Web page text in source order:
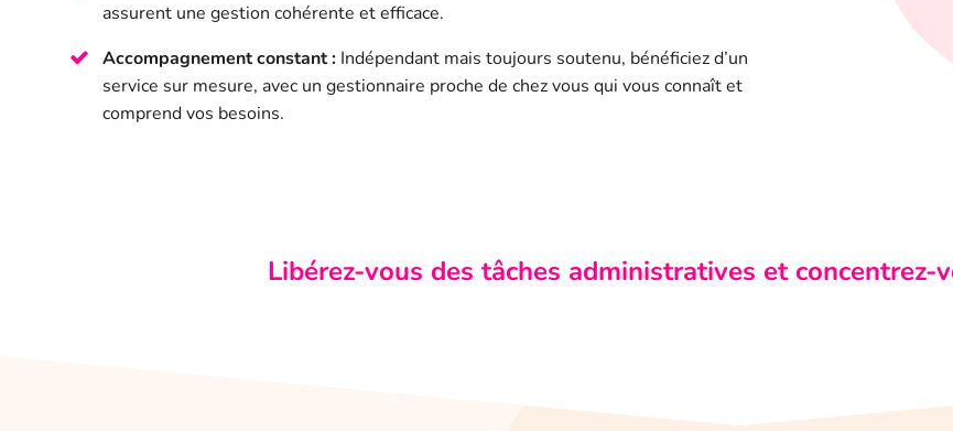
assurent une gestion cohérente et efficace.
Accompagnement constant : Indépendant mais toujours soutenu, bénéficiez d’un
service sur mesure, avec un gestionnaire proche de chez vous qui vous connaît et
comprend vos besoins.
Libérez-vous des tâches administratives et concentrez-